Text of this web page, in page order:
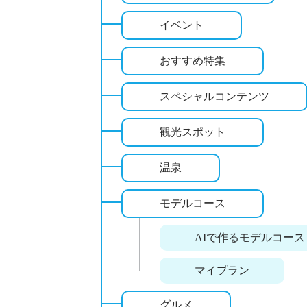
イベント
おすすめ特集
スペシャルコンテンツ
観光スポット
温泉
モデルコース
AIで作るモデルコース
マイプラン
グルメ